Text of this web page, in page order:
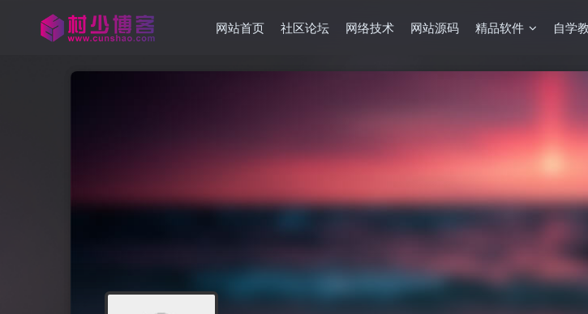
网站首页 社区论坛 网络技术 网站源码 精品软件 自学